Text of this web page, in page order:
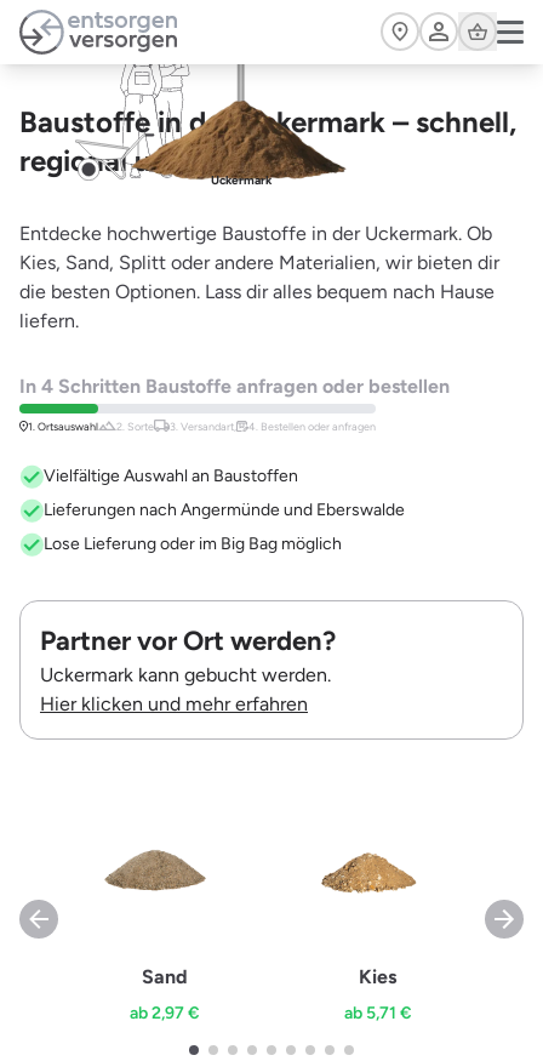
Zum Hauptinhalt springen
Cart
Baustoffe in der Uckermark – schnell,
regional und günstig
Uckermark
Entdecke hochwertige Baustoffe in der Uckermark. Ob
Kies, Sand, Splitt oder andere Materialien, wir bieten dir
die besten Optionen. Lass dir alles bequem nach Hause
liefern.
In 4 Schritten Baustoffe anfragen oder bestellen
1. Ortsauswahl 2. Sorte 3. Versandart, 4. Bestellen oder anfragen
Vielfältige Auswahl an Baustoffen
Lieferungen nach Angermünde und Eberswalde
Lose Lieferung oder im Big Bag möglich
Partner vor Ort werden?
Uckermark kann gebucht werden.
Hier klicken und mehr erfahren
Sand
ab 2,97 €
Kies
ab 5,71 €